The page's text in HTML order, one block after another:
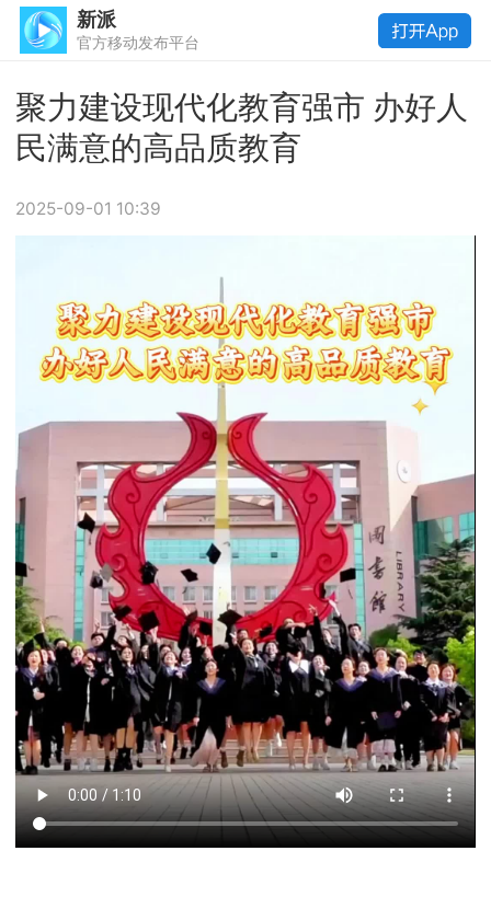
新派
官方移动发布平台
聚力建设现代化教育强市 办好人
民满意的高品质教育
2025-09-01 10:39